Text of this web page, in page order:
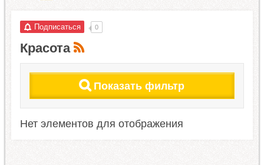
Подписаться 0
Красота
Показать фильтр
Нет элементов для отображения